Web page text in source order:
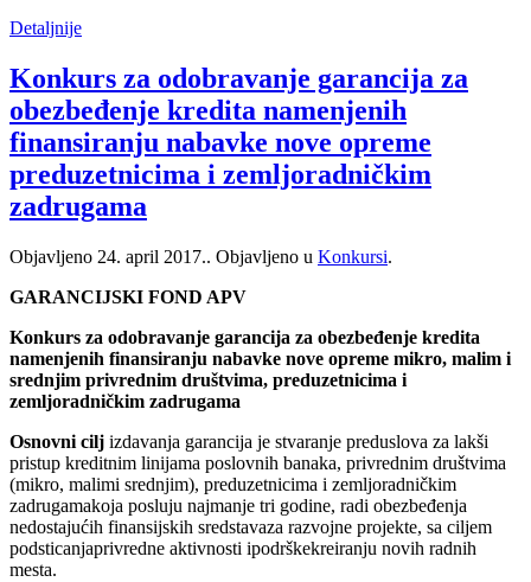
Detaljnije
Konkurs za odobravanje garancija za
obezbeđenje kredita namenjenih
finansiranju nabavke nove opreme
preduzetnicima i zemljoradničkim
zadrugama
Objavljeno 24. april 2017.. Objavljeno u Konkursi.
GARANCIJSKI FOND APV
Konkurs za odobravanje garancija za obezbeđenje kredita
namenjenih finansiranju nabavke nove opreme mikro, malim i
srednjim privrednim društvima, preduzetnicima i
zemljoradničkim zadrugama
Osnovni cilj izdavanja garancija je stvaranje preduslova za lakši
pristup kreditnim linijama poslovnih banaka, privrednim društvima
(mikro, malimi srednjim), preduzetnicima i zemljoradničkim
zadrugamakoja posluju najmanje tri godine, radi obezbeđenja
nedostajućih finansijskih sredstavaza razvojne projekte, sa ciljem
podsticanjaprivredne aktivnosti ipodrškekreiranju novih radnih
mesta.